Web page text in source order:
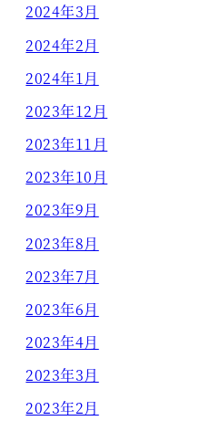
2024年3月
2024年2月
2024年1月
2023年12月
2023年11月
2023年10月
2023年9月
2023年8月
2023年7月
2023年6月
2023年4月
2023年3月
2023年2月